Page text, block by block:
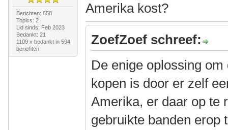
Berichten: 658
Topics: 2
Lid sinds: Feb 2023
Bedankt: 21
1109 x bedankt in 594
berichten
Amerika kost?
ZoefZoef schreef:
De enige oplossing
kopen is door er zelf
Amerika, er daar op te
gebruikte banden